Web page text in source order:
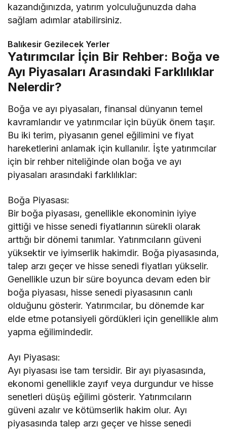
kazandığınızda, yatırım yolculuğunuzda daha
sağlam adımlar atabilirsiniz.
Balıkesir Gezilecek Yerler
Yatırımcılar İçin Bir Rehber: Boğa ve
Ayı Piyasaları Arasındaki Farklılıklar
Nelerdir?
Boğa ve ayı piyasaları, finansal dünyanın temel
kavramlarıdır ve yatırımcılar için büyük önem taşır.
Bu iki terim, piyasanın genel eğilimini ve fiyat
hareketlerini anlamak için kullanılır. İşte yatırımcılar
için bir rehber niteliğinde olan boğa ve ayı
piyasaları arasındaki farklılıklar:
Boğa Piyasası:
Bir boğa piyasası, genellikle ekonominin iyiye
gittiği ve hisse senedi fiyatlarının sürekli olarak
arttığı bir dönemi tanımlar. Yatırımcıların güveni
yüksektir ve iyimserlik hakimdir. Boğa piyasasında,
talep arzı geçer ve hisse senedi fiyatları yükselir.
Genellikle uzun bir süre boyunca devam eden bir
boğa piyasası, hisse senedi piyasasının canlı
olduğunu gösterir. Yatırımcılar, bu dönemde kar
elde etme potansiyeli gördükleri için genellikle alım
yapma eğilimindedir.
Ayı Piyasası:
Ayı piyasası ise tam tersidir. Bir ayı piyasasında,
ekonomi genellikle zayıf veya durgundur ve hisse
senetleri düşüş eğilimi gösterir. Yatırımcıların
güveni azalır ve kötümserlik hakim olur. Ayı
piyasasında talep arzı geçer ve hisse senedi